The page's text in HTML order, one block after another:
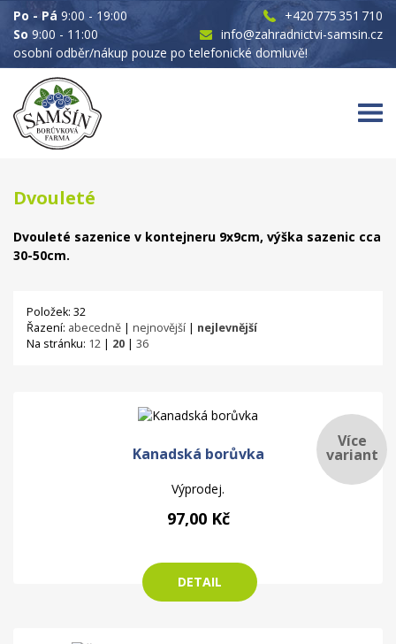
Po - Pá 9:00 - 19:00
So 9:00 - 11:00
+420 775 351 710
info@zahradnictvi-samsin.cz
osobní odběr/nákup pouze po telefonické domluvě!
Dvouleté
Dvouleté sazenice v kontejneru 9x9cm, výška sazenic cca
30-50cm.
Položek: 32
Řazení: abecedně | nejnovější | nejlevnější
Na stránku: 12 | 20 | 36
Kanadská borůvka
Výprodej.
97,00 Kč
DETAIL
Více
variant